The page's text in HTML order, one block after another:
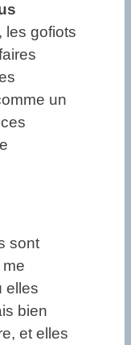
les gofiots
un
sont
elles
bien
et elles